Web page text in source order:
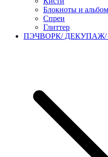
Блокноты и
Спреи
Глиттер
ПЭЧВОРК/